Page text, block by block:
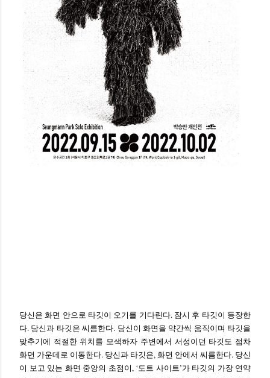
당신은 화면 안으로 타깃이 오기를 기다린다. 잠시 후 타깃이 등장한
다. 당신과 타깃은 씨름한다. 당신이 화면을 약간씩 움직이며 타깃을
맞추기에 적절한 위치를 모색하자 주변에서 서성이던 타깃도 점차
화면 가운데로 이동한다. 당신과 타깃은, 화면 안에서 씨름한다. 당신
이 보고 있는 화면 중앙의 초점이, ‘도트 사이트’가 타깃의 가장 연약